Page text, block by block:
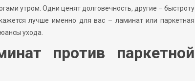
утром. Одни ценят долговечность, другие – быстроту
лучше именно для вас – ламинат или паркетная
ухода.
против паркетной